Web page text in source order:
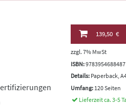
139,50 €
zzgl. 7% MwSt
ISBN:9783954688487
Details: Paperback,
Umfang: 120 Seiten
Lieferzeit ca. 3-5